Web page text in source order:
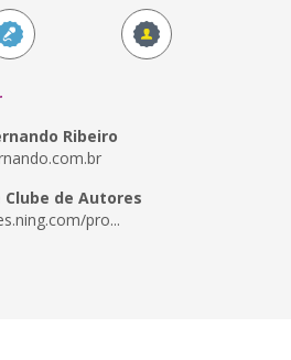
Ribeiro
Clube de Autores
pro...